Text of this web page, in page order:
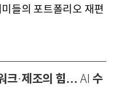
들의 포트폴리오 재편
크·제조의 힘… AI 수